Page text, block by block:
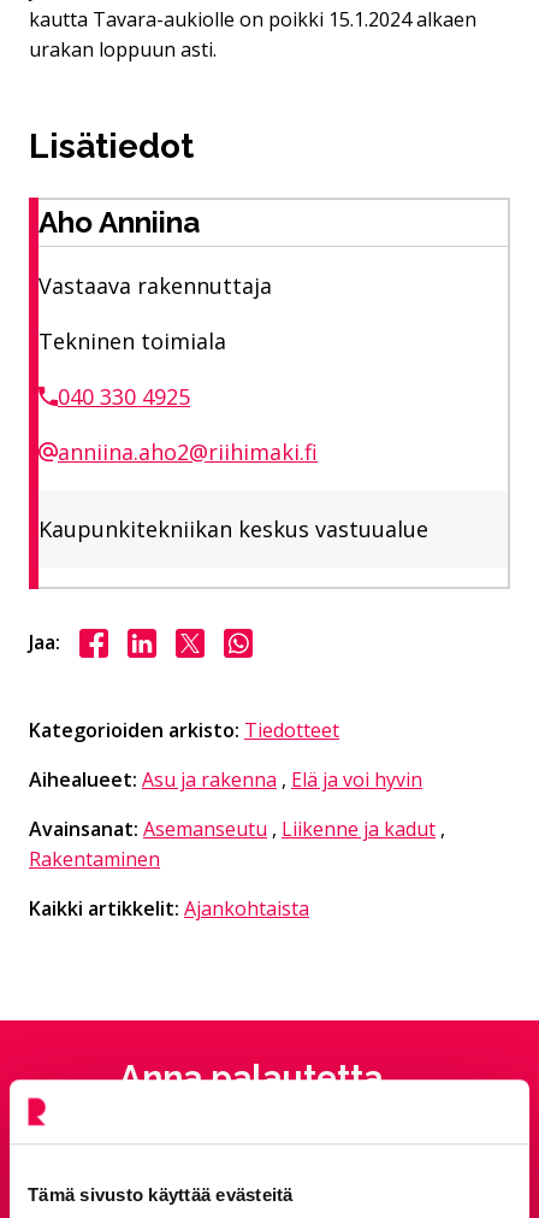
Tämä sivusto käyttää evästeitä
kautta Tavara-aukiolle on poikki 15.1.2024 alkaen
urakan loppuun asti.
Lisätiedot
Aho Anniina
Vastaava rakennuttaja
Tekninen toimiala
040 330 4925
anniina.aho2@riihimaki.fi
Kaupunkitekniikan keskus vastuualue
Jaa: Jaa Facebookissa
Jaa LinkedInissä
Jaa X:ssäJaa WhasAppissa
Kategorioiden arkisto: Tiedotteet
Aihealueet: Asu ja rakenna , Elä ja voi hyvin
Avainsanat: Asemanseutu , Liikenne ja kadut ,
Rakentaminen
Kaikki artikkelit: Ajankohtaista
Anna palautetta
Siirtyy ulkoiselle